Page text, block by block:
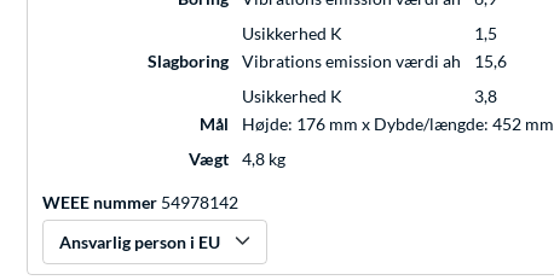
Usikkerhed K
1,5
Slagboring
Vibrations emission værdi ah
15,6
Usikkerhed K
3,8
Mål
Højde: 176 mm x Dybde/længde: 452 mm
Vægt
4,8 kg
WEEE nummer 54978142
Ansvarlig person i EU